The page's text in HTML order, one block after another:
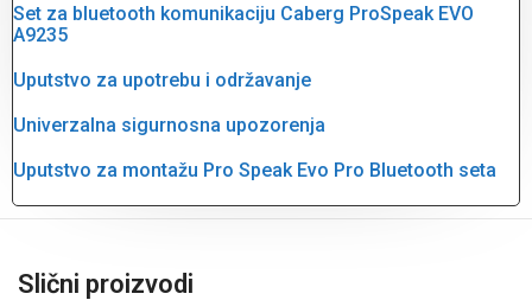
Set za bluetooth komunikaciju Caberg ProSpeak EVO
A9235
Uputstvo za upotrebu i održavanje
Univerzalna sigurnosna upozorenja
Uputstvo za montažu Pro Speak Evo Pro Bluetooth seta
Slični proizvodi